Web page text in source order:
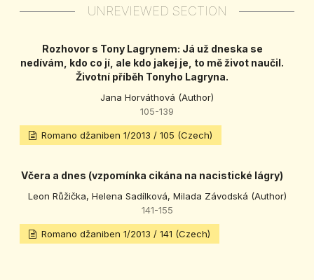
UNREVIEWED SECTION
Rozhovor s Tony Lagrynem: Já už dneska se
nedívám, kdo co jí, ale kdo jakej je, to mě život naučil.
Životní příběh Tonyho Lagryna.
Jana Horváthová (Author)
105-139
Romano džaniben 1/2013 / 105 (Czech)
Včera a dnes (vzpomínka cikána na nacistické lágry)
Leon Růžička, Helena Sadílková, Milada Závodská (Author)
141-155
Romano džaniben 1/2013 / 141 (Czech)